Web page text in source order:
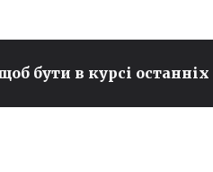
бути в курсі останніх
ФЕНТЕЗІЙНИЙ